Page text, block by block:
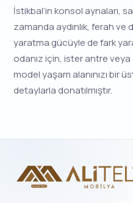
İstikbal’in konsol aynaları,
zamanda aydınlık, ferah ve
yaratma gücüyle de fark
odanız için, ister antre
model yaşam alanınızı bir
detaylarla donatılmıştır.